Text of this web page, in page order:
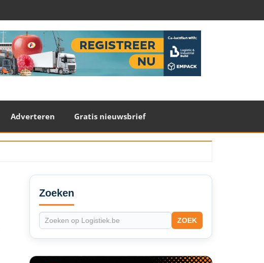
Adverteren Gratis nieuwsbrief
Secondary
Sidebar
Zoeken
ZOEK